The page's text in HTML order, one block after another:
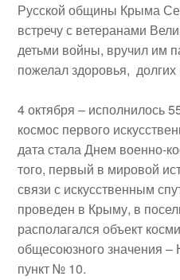
Русской общины Крыма
встречу с ветеранами
детьми войны, вручил им
пожелал здоровья,
4 октября – исполнилось
космос первого
дата стала Днем военно-
того, первый в мировой
связи с искусственным
проведен в Крыму, в
располагался объект
общесоюзного значения
пункт № 10.